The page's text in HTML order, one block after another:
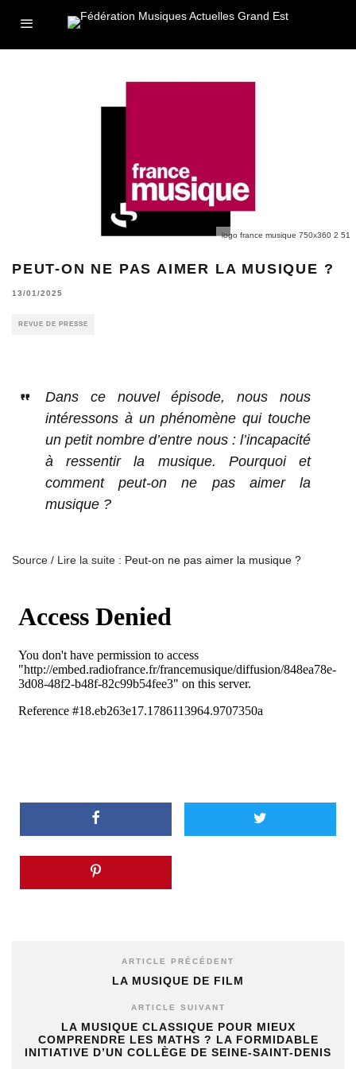
logo france musique 750x360 2 51
PEUT-ON NE PAS AIMER LA MUSIQUE ?
13/01/2025
REVUE DE PRESSE
Dans ce nouvel épisode, nous nous
intéressons à un phénomène qui touche
un petit nombre d’entre nous : l’incapacité
à ressentir la musique. Pourquoi et
comment peut-on ne pas aimer la
musique ?
Source / Lire la suite : Peut-on ne pas aimer la musique ?
ARTICLE PRÉCÉDENT
LA MUSIQUE DE FILM
ARTICLE SUIVANT
LA MUSIQUE CLASSIQUE POUR MIEUX
COMPRENDRE LES MATHS ? LA FORMIDABLE
INITIATIVE D’UN COLLÈGE DE SEINE-SAINT-DENIS